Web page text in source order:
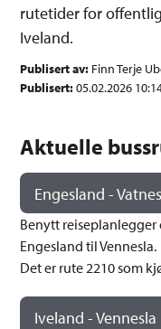
rutetider for
Iveland.
Publisert av Finn Terje
Publisert 05.02.2026
Aktuelle
Engesland -
Benytt reiseplanlegger
Engesland til Vennesla.
Det er rute 2210 som
Iveland - Vennesla